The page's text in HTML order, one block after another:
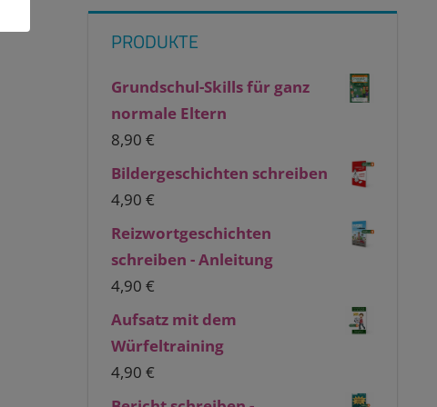
PRODUKTE
Grundschul-Skills für ganz
normale Eltern
8,90€
Bildergeschichten schreiben
4,90€
Reizwortgeschichten
schreiben - Anleitung
4,90€
Aufsatz mit dem
Würfeltraining
4,90€